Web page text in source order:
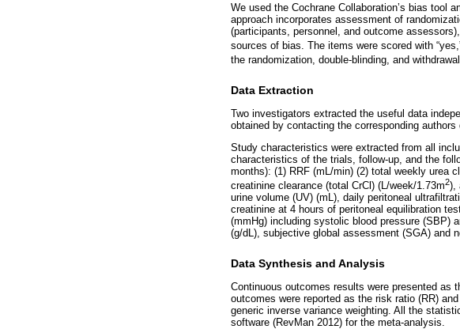
We used the Cochrane Collaboration’s bias tool
approach incorporates assessment of
(participants, personnel, and outcome
sources of bias. The items were scored with “yes,”
the randomization, double-blinding, and
Data Extraction
Two investigators extracted the useful data
obtained by contacting the corresponding authors
Study characteristics were extracted from all
characteristics of the trials, follow-up, and the
months): (1) RRF (mL/min) (2) total weekly urea
creatinine clearance (total CrCl) (L/week/1.73m2),
urine volume (UV) (mL), daily peritoneal
creatinine at 4 hours of peritoneal equilibration
(mmHg) including systolic blood pressure (SBP)
(g/dL), subjective global assessment (SGA) and
Data Synthesis and Analysis
Continuous outcomes results were presented as
outcomes were reported as the risk ratio (RR)
generic inverse variance weighting. All the
software (RevMan 2012) for the meta-analysis.